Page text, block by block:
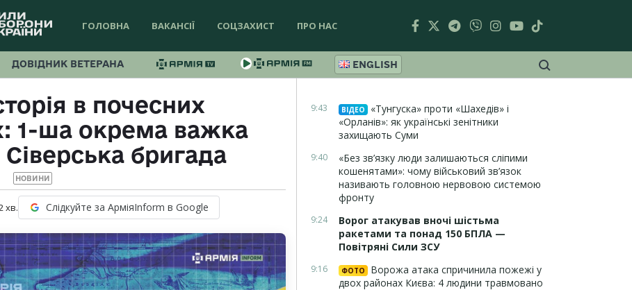
ГОЛОВНА ВАКАНСІЇ СОЦЗАХИСТ ПРО НАС
ДОВІДНИК ВЕТЕРАНА ENGLISH
в почесних
1-ша окрема важка
бригада
НОВИНИ
хв. Слідкуйте за АрміяInform в Google
9:43 ВІДЕО
«Тунгуска» проти «Шахедів» і
«Орланів»: як українські зенітники
захищають Суми
9:40
«Без зв’язку люди залишаються сліпими
кошенятами»: чому військовий зв’язок
називають головною нервовою системою
фронту
9:24
Ворог атакував вночі шістьма
ракетами та понад 150 БПЛА —
Повітряні Сили ЗСУ
9:16 ФОТО
Ворожа атака спричинила пожежі у
двох районах Києва: 4 людини травмовано